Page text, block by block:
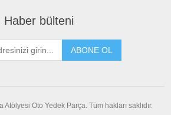
Haber bülteni
ABONE OL
Atölyesi Oto Yedek Parça. Tüm hakları saklıdır.